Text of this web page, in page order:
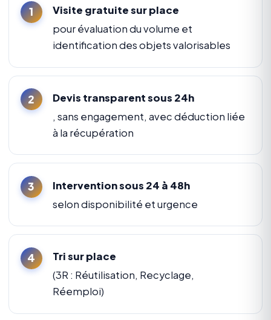
Visite gratuite sur place
pour évaluation du volume et
identification des objets valorisables
Devis transparent sous 24h
, sans engagement, avec déduction liée
à la récupération
Intervention sous 24 à 48h
selon disponibilité et urgence
Tri sur place
(3R : Réutilisation, Recyclage,
Réemploi)